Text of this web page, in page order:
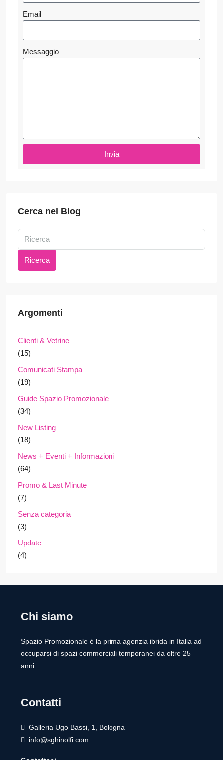
Email
Messaggio
Invia
Cerca nel Blog
Ricerca
Argomenti
Clienti & Vetrine
(15)
Comunicati Stampa
(19)
Guide Spazio Promozionale
(34)
New Listing
(18)
News + Eventi + Informazioni
(64)
Promo & Last Minute
(7)
Senza categoria
(3)
Update
(4)
Chi siamo
Spazio Promozionale è la prima agenzia ibrida in Italia ad
occuparsi di spazi commerciali temporanei da oltre 25
anni.
Contatti
Galleria Ugo Bassi, 1, Bologna
info@sghinolfi.com